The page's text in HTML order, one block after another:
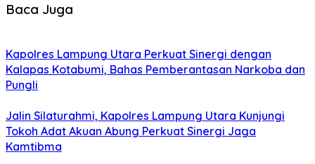
Baca Juga
Kapolres Lampung Utara Perkuat Sinergi dengan
Kalapas Kotabumi, Bahas Pemberantasan Narkoba dan
Pungli
Jalin Silaturahmi, Kapolres Lampung Utara Kunjungi
Tokoh Adat Akuan Abung Perkuat Sinergi Jaga
Kamtibma